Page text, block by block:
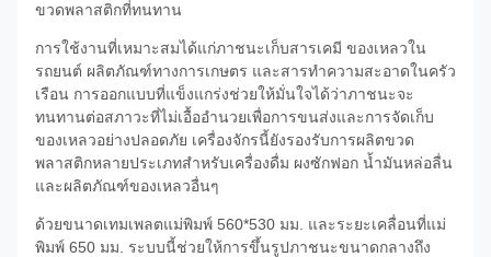
ขวดพลาสติกที่ทนทาน
การใช้งานที่เหมาะสมได้แก่ภาชนะเก็บสารเคมี ของเหลวใน
รถยนต์ ผลิตภัณฑ์ทางการเกษตร และสารทำความสะอาดในครัว
เรือน การออกแบบที่แข็งแกร่งช่วยให้มั่นใจได้ว่าภาชนะจะ
ทนทานต่อสภาวะที่ไม่เอื้ออำนวยเพื่อการขนส่งและการจัดเก็บ
ของเหลวอย่างปลอดภัย เครื่องจักรนี้ยังรองรับการผลิตขวด
พลาสติกหลายประเภทสำหรับเครื่องดื่ม ผงซักฟอก น้ำมันหล่อลื่น
และผลิตภัณฑ์ของเหลวอื่นๆ
ด้วยขนาดเทมเพลตแม่พิมพ์ 560*530 มม. และระยะเคลื่อนที่แม่
พิมพ์ 650 มม. ระบบนี้ช่วยให้การขึ้นรูปภาชนะขนาดกลางถึง